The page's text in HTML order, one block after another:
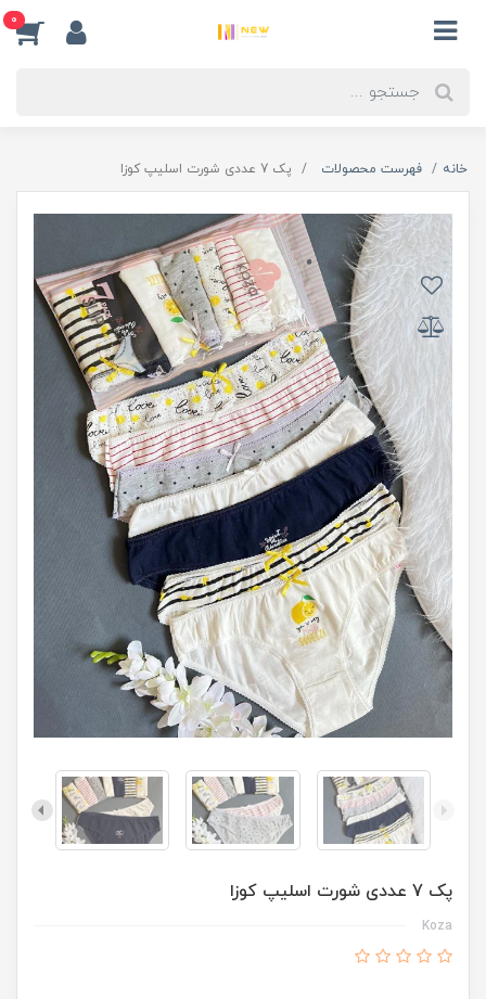
0
خانه فهرست محصولات پک 7 عددی شورت اسلیپ کوزا
پک 7 عددی شورت اسلیپ کوزا
Koza